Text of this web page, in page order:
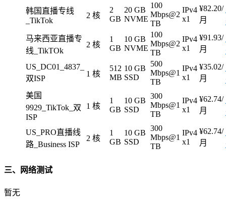
韩国直播专线
_TikTok
2 核
2
GB
20 GB
NVME
100
Mbps@2
TB
IPv4
x1
¥82.20/
月
马来西亚直播专
线_TikTOk
2 核
1
GB
10 GB
NVME
100
Mbps@2
TB
IPv4
x1
¥91.93/
月
US_DC01_4837_
双ISP
1 核
512
MB
10 GB
SSD
500
Mbps@1
TB
IPv4
x1
¥35.02/
月
美国
9929_TikTok_双
ISP
1 核
1
GB
10 GB
SSD
300
Mbps@1
TB
IPv4
x1
¥62.74/
月
US_PRO直播线
路_Business ISP
2 核
1
GB
10 GB
SSD
300
Mbps@1
TB
IPv4
x1
¥62.74/
月
三、网络测试
暂无